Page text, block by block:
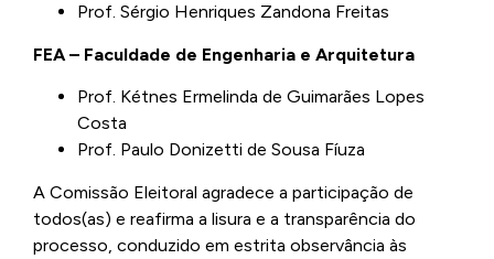
Prof. Sérgio Henriques Zandona Freitas
FEA – Faculdade de Engenharia e Arquitetura
Prof. Kétnes Ermelinda de Guimarães Lopes
Costa
Prof. Paulo Donizetti de Sousa Fíuza
A Comissão Eleitoral agradece a participação de
todos(as) e reafirma a lisura e a transparência do
processo, conduzido em estrita observância às